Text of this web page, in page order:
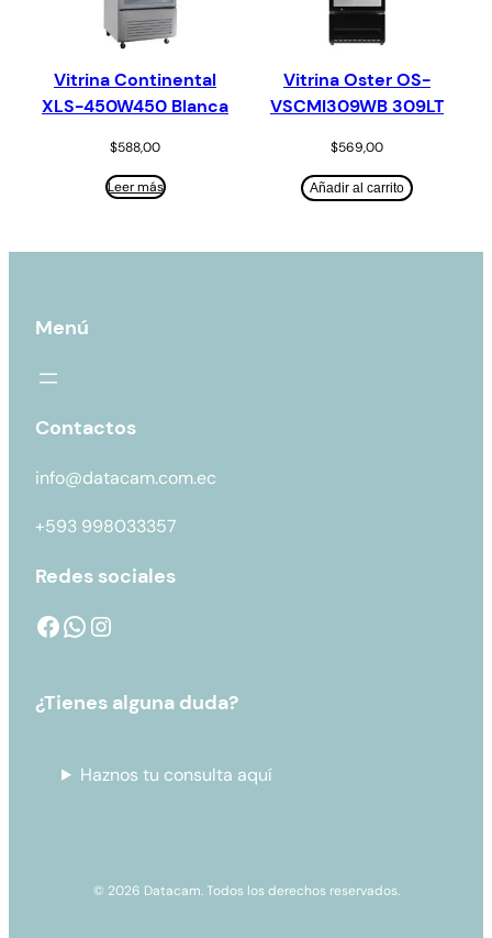
Vitrina Continental
XLS-450W450 Blanca
$588,00
Leer más
Vitrina Oster OS-
VSCMI309WB 309LT
$569,00
Añadir al carrito
Menú
Contactos
info@datacam.com.ec
+593 998033357
Redes sociales
¿Tienes alguna duda?
Haznos tu consulta aquí
© 2026 Datacam. Todos los derechos reservados.